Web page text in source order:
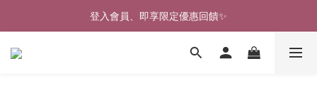
🎉新北淡水實體門市🤗歡迎蒞臨試穿🎉
登入會員、即享限定優惠回饋✨
🎉新北淡水實體門市🤗歡迎蒞臨試穿🎉